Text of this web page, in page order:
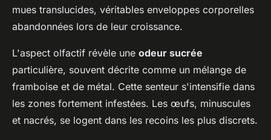
mues translucides, véritables enveloppes corporelles
abandonnées lors de leur croissance.
L'aspect olfactif révèle une odeur sucrée
particulière, souvent décrite comme un mélange de
framboise et de métal. Cette senteur s'intensifie dans
les zones fortement infestées. Les œufs, minuscules
et nacrés, se logent dans les recoins les plus discrets.